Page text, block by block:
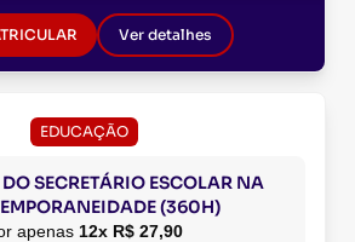
Ver detalhes
EDUCAÇÃO
SECRETÁRIO ESCOLAR NA
(360H)
apenas 12x R$ 27,90